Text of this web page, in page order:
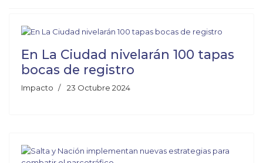
En La Ciudad nivelarán 100 tapas
bocas de registro
Impacto 23 Octubre 2024